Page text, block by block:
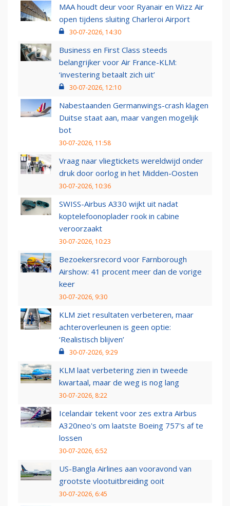
MAA houdt deur voor Ryanair en Wizz Air
open tijdens sluiting Charleroi Airport
30-07-2026, 14:30
Business en First Class steeds
belangrijker voor Air France-KLM:
‘investering betaalt zich uit’
30-07-2026, 12:10
Nabestaanden Germanwings-crash klagen
Duitse staat aan, maar vangen mogelijk
bot
30-07-2026, 11:58
Vraag naar vliegtickets wereldwijd onder
druk door oorlog in het Midden-Oosten
30-07-2026, 10:36
SWISS-Airbus A330 wijkt uit nadat
koptelefoonoplader rook in cabine
veroorzaakt
30-07-2026, 10:23
Bezoekersrecord voor Farnborough
Airshow: 41 procent meer dan de vorige
keer
30-07-2026, 9:30
KLM ziet resultaten verbeteren, maar
achteroverleunen is geen optie:
‘Realistisch blijven’
30-07-2026, 9:29
KLM laat verbetering zien in tweede
kwartaal, maar de weg is nog lang
30-07-2026, 8:22
Icelandair tekent voor zes extra Airbus
A320neo's om laatste Boeing 757's af te
lossen
30-07-2026, 6:52
US-Bangla Airlines aan vooravond van
grootste vlootuitbreiding ooit
30-07-2026, 6:45